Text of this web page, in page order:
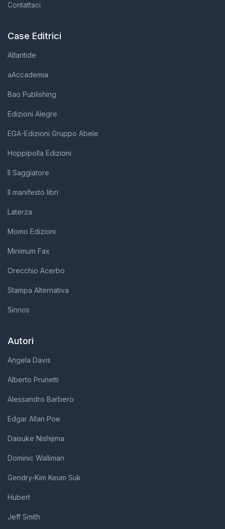
Contattaci
Case Editrici
Atlantide
aAccademia
Bao Publishing
Edizioni Alegre
EGA-Edizioni Gruppo Abele
Hoppípolla Edizioni
Il Saggiatore
Il manifesto libri
Laterza
Momo Edizioni
Minimum Fax
Orecchio Acerbo
Stampa Alternativa
Sinnos
Autori
Angela Davis
Alberto Prunetti
Alessandro Barbero
Edgar Allan Poe
Daisuke Nishijima
Dominic Walliman
Gendry-Kim Keum Suk
Hubert
Jeff Smith